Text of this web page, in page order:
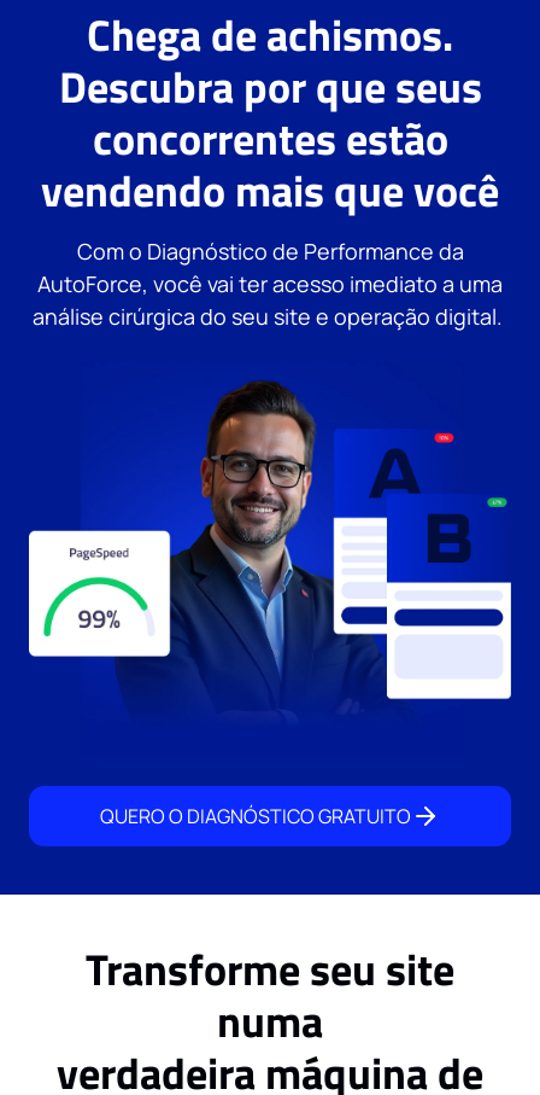
Chega de achismos.
Descubra por que seus
concorrentes estão
vendendo mais que você
Com o Diagnóstico de Performance da
AutoForce, você vai ter acesso imediato a uma
análise cirúrgica do seu site e operação digital.
QUERO O DIAGNÓSTICO GRATUITO
Transforme seu site
numa
verdadeira máquina de